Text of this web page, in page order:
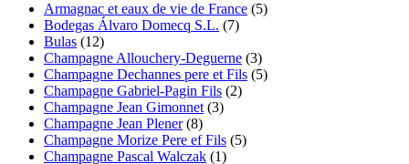
Armagnac et eaux de vie de France (5)
Bodegas Álvaro Domecq S.L. (7)
Bulas (12)
Champagne Allouchery-Deguerne (3)
Champagne Dechannes pere et Fils (5)
Champagne Gabriel-Pagin Fils (2)
Champagne Jean Gimonnet (3)
Champagne Jean Plener (8)
Champagne Morize Pere ef Fils (5)
Champagne Pascal Walczak (1)